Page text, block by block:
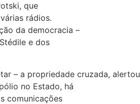
que
rádios.
da democracia –
e dos
– a propriedade cruzada, alertou
no Estado, há
comunicações